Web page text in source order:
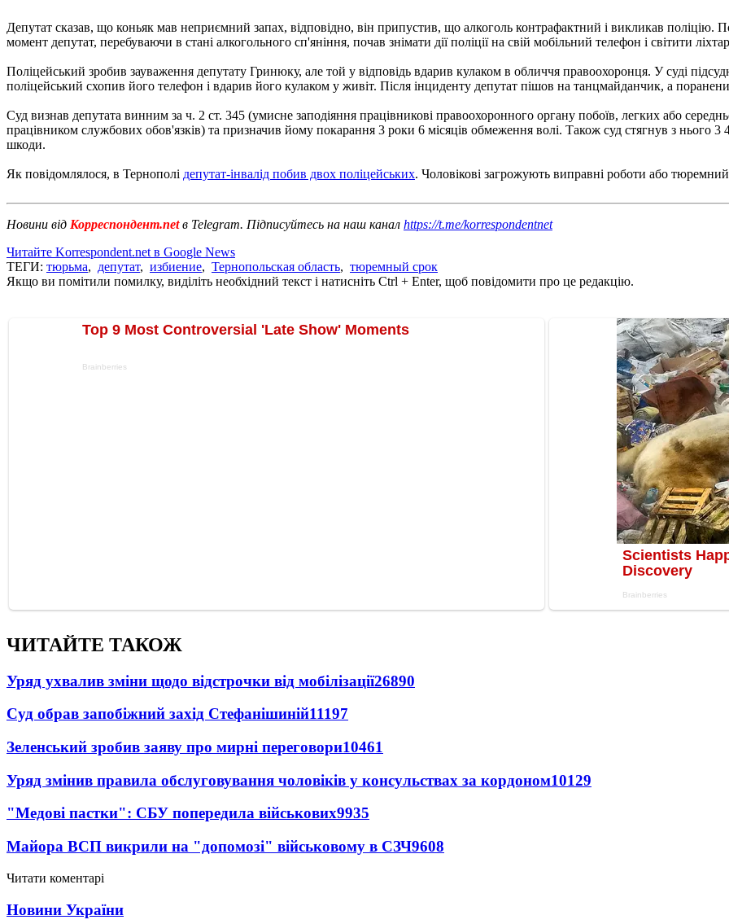
Депутат сказав, що коньяк мав неприємний запах, відповідно, він припустив, що алкоголь контрафактний і викликав поліцію.
момент депутат, перебуваючи в стані алкогольного сп'яніння, почав знімати дії поліції на свій мобільний телефон і світити
Поліцейський зробив зауваження депутату Гринюку, але той у відповідь вдарив кулаком в обличчя правоохоронця. У суді
поліцейський схопив його телефон і вдарив його кулаком у живіт. Після інциденту депутат пішов на танцмайданчик, а
Суд визнав депутата винним за ч. 2 ст. 345 (умисне заподіяння працівникові правоохоронного органу побоїв, легких або
працівником службових обов'язків) та призначив йому покарання 3 роки 6 місяців обмеження волі. Також суд стягнув з нього 3
шкоди.
Як повідомлялося, в Тернополі депутат-інвалід побив двох поліцейських. Чоловікові загрожують виправні роботи або
Новини від Корреспондент.netв Telegram. Підписуйтесь на наш канал https://t.me/korrespondentnet
Читайте Korrespondent.net в Google News
ТЕГИ: тюрьма, депутат, избиение, Тернопольская область, тюремный срок
Якщо ви помітили помилку, виділіть необхідний текст і натисніть Ctrl + Enter, щоб повідомити про це редакцію.
ЧИТАЙТЕ ТАКОЖ
Уряд ухвалив зміни щодо відстрочки від мобілізації26890
Суд обрав запобіжний захід Стефанішиній11197
Зеленський зробив заяву про мирні переговори10461
Уряд змінив правила обслуговування чоловіків у консульствах за кордоном10129
"Медові пастки": СБУ попередила військових9935
Майора ВСП викрили на "допомозі" військовому в СЗЧ9608
Читати коментарі
Новини України